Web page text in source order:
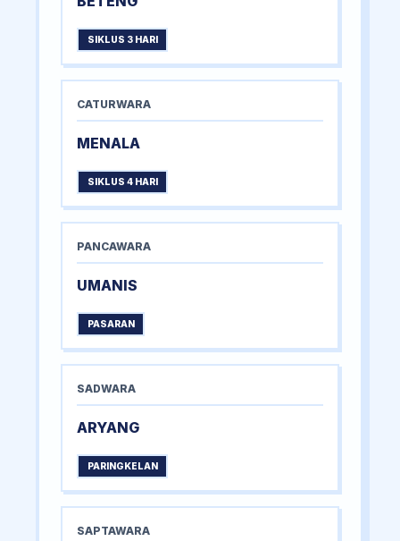
SIKLUS 3 HARI
CATURWARA
MENALA
SIKLUS 4 HARI
PANCAWARA
UMANIS
PASARAN
SADWARA
ARYANG
PARINGKELAN
SAPTAWARA